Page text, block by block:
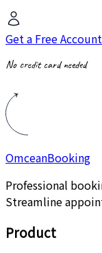
Get a Free Account
No credit card needed
OmceanBooking
Professional
Streamline
Product